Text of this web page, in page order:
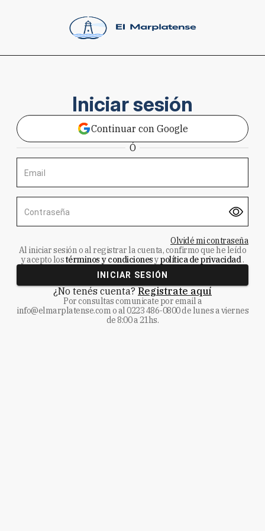
Iniciar sesión
Continuar con Google
Ó
Email
Contraseña
Olvidé mi contraseña
Al iniciar sesión o al registrar la cuenta, confirmo que he leído
y acepto lostérminos y condicionesypolítica de privacidad.
INICIAR SESIÓN
¿No tenés cuenta? Registrate aquí
Por consultas comunicate por email a
info@elmarplatense.como al0223 486-0800de lunes a viernes
de 8:00 a 21hs.